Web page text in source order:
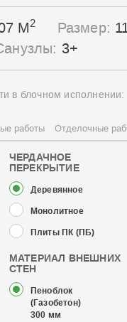
М2 Размер:
3+
в блочном исполнении:
работы Отделочные
ЧЕРДАЧНОЕ
ПЕРЕКРЫТИЕ
Деревянное
Монолитное
Плиты ПК (ПБ)
МАТЕРИАЛ ВНЕШНИХ
СТЕН
Пеноблок
(Газобетон)
300 мм